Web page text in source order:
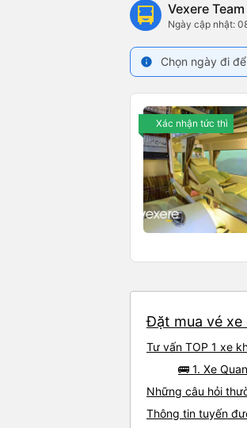
Vexere Team
Ngày cập nhật:
info Chọn ngày đi
Xác nhận tức thì
Đặt mua vé xe
Tư vấn TOP 1 xe
🚌 1. Xe
Những câu hỏi
Thông tin tuyến